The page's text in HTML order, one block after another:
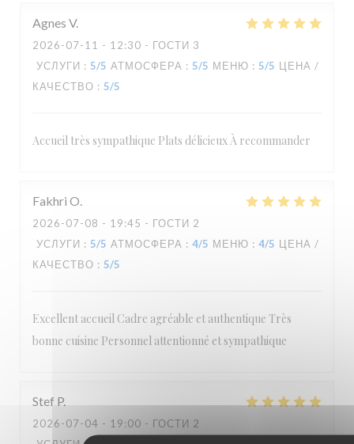
Agnes V
2026-07-11 - 12:30 - ГОСТИ 3
УСЛУГИ : 5/5 АТМОСФЕРА : 5/5 МЕНЮ : 5/5 ЦЕНА /
КАЧЕСТВО : 5/5
Accueil très sympathique Plats délicieux À recommander
Fakhri O
2026-07-08 - 19:45 - ГОСТИ 2
УСЛУГИ : 5/5 АТМОСФЕРА : 4/5 МЕНЮ : 4/5 ЦЕНА /
КАЧЕСТВО : 5/5
Excellent accueil Cadre agréable et authentique Très
bonne cuisine Personnel attentionné et sympathique
Stef P
2026-07-04 - 19:00 - ГОСТИ 2